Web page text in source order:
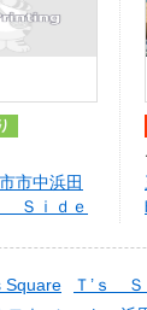
市中浜田
Ｓｉｄｅ
Square Ｔ’ｓ Ｓ